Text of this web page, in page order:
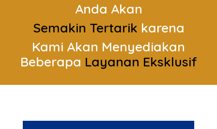
Anda Akan
Semakin Tertarik karena
Kami Akan Menyediakan
Beberapa Layanan Eksklusif